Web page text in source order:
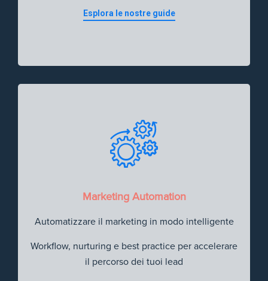
Esplora le nostre guide
Marketing Automation
Automatizzare il marketing in modo intelligente
Workflow, nurturing e best practice per accelerare
il percorso dei tuoi lead